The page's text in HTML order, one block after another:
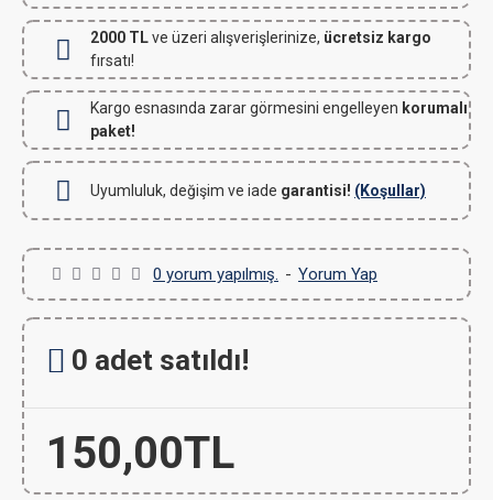
2000 TLve üzeri alışverişlerinize, ücretsiz kargo
fırsatı!
Kargo esnasında zarar görmesini engelleyen korumalı
paket!
Uyumluluk, değişim ve iade garantisi! (Koşullar)
0 yorum yapılmış. - Yorum Yap
150,00TL
0 adet satıldı!